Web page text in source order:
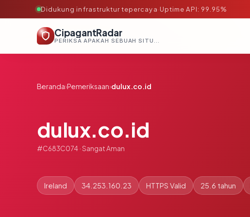
Didukung infrastruktur tepercaya·Uptime API: 99.95%
CipagantRadar
PERIKSA APAKAH SEBUAH SITUS AMAN, TEPERCAYA, DAN TERVERIFIKASI DALAM HITUNGAN DETIK.
Beranda›Pemeriksaan›dulux.co.id
dulux.co.id
#C683C074 · Sangat Aman
Ireland 34.253.160.23 HTTPS Valid 25.6 tahun